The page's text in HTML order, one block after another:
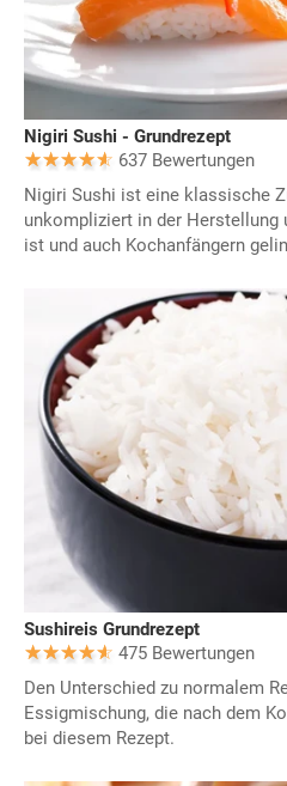
Nigiri Sushi - Grundrezept
637 Bewertungen
Nigiri Sushi ist eine klassische
unkompliziert in der
ist und auch Kochanfängern
Sushireis Grundrezept
475 Bewertungen
Den Unterschied zu normalem
Essigmischung, die nach dem
bei diesem Rezept.